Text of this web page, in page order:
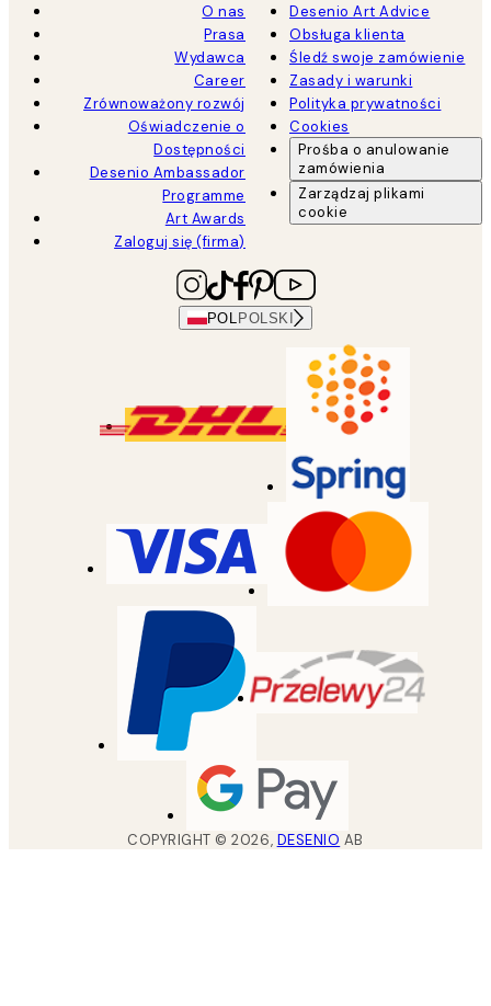
O nas
Prasa
Wydawca
Career
Zrównoważony rozwój
Oświadczenie o
Dostępności
Desenio Ambassador
Programme
Art Awards
Zaloguj się (firma)
Desenio Art Advice
Obsługa klienta
Śledź swoje zamówienie
Zasady i warunki
Polityka prywatności
Cookies
Prośba o anulowanie
zamówienia
Zarządzaj plikami
cookie
POL POLSKI
COPYRIGHT ©2026, DESENIO AB